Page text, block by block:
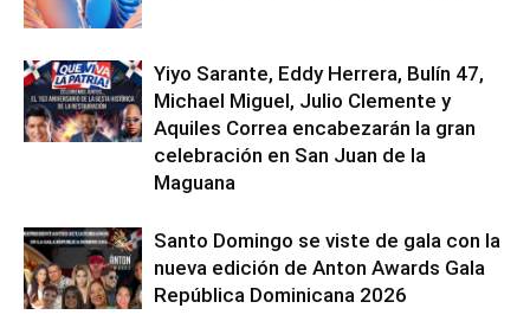
Yiyo Sarante, Eddy Herrera, Bulín 47,
Michael Miguel, Julio Clemente y
Aquiles Correa encabezarán la gran
celebración en San Juan de la
Maguana
Santo Domingo se viste de gala con la
nueva edición de Anton Awards Gala
República Dominicana 2026